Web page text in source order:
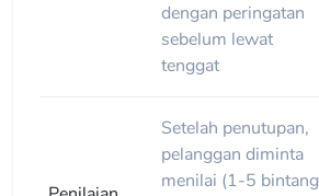
dengan peringatan
sebelum lewat
tenggat
Setelah penutupan,
pelanggan diminta
menilai (1-5 bintang